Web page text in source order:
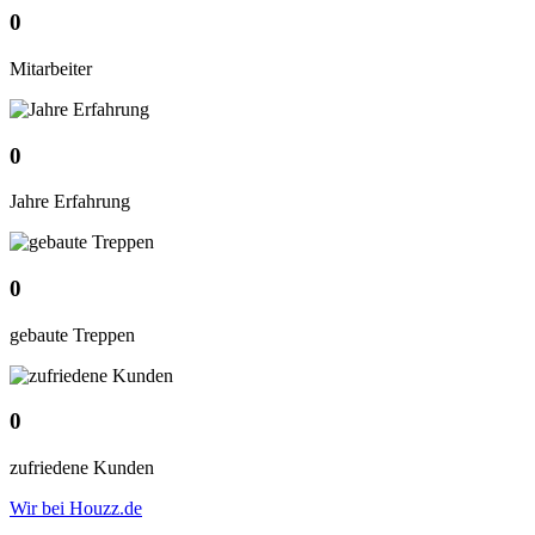
0
Mitarbeiter
0
Jahre Erfahrung
0
gebaute Treppen
0
zufriedene Kunden
Wir bei Houzz.de